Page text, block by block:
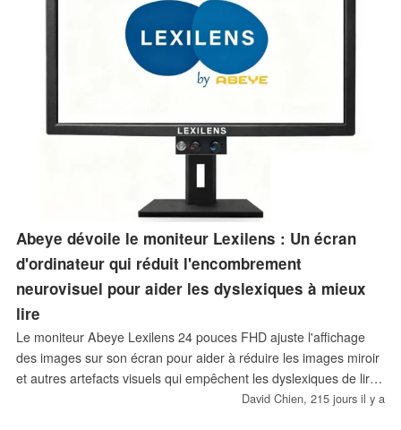
Abeye dévoile le moniteur Lexilens : Un écran
d'ordinateur qui réduit l'encombrement
neurovisuel pour aider les dyslexiques à mieux
lire
Le moniteur Abeye Lexilens 24 pouces FHD ajuste l'affichage
des images sur son écran pour aider à réduire les images miroir
et autres artefacts visuels qui empêchent les dyslexiques de lire
David Chien, 215 jours il y a